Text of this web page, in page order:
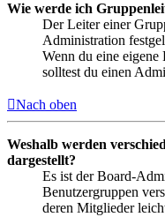
Wie werde ich
Der Leiter einer
Administration
Wenn du eine eigene
solltest du einen
Nach oben
Weshalb werden
dargestellt?
Es ist der Board-
Benutzergruppen
deren Mitglieder